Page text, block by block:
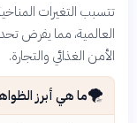
تتسبب التغيرات
العالمية، مما يفرض
الأمن الغذائي والتجارة.
🌪️ما هي أبرز